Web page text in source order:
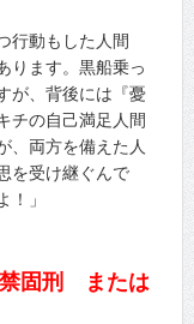
行動もした人間
ります。黒船乗っ
が、背後には『憂
チの自己満足人間
、両方を備えた人
を受け継ぐんで
」
禁固刑 または